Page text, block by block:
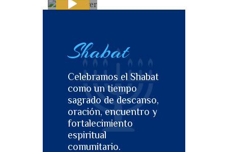
Shabat
Celebramos el Shabat
como un tiempo
sagrado de descanso,
oración, encuentro y
fortalecimiento
espiritual
comunitario.